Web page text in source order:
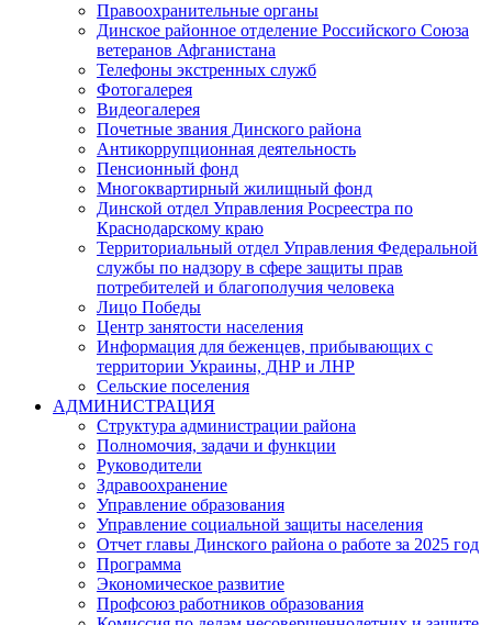
Правоохранительные органы
Динское районное отделение Российского Союза
ветеранов Афганистана
Телефоны экстренных служб
Фотогалерея
Видеогалерея
Почетные звания Динского района
Антикоррупционная деятельность
Пенсионный фонд
Многоквартирный жилищный фонд
Динской отдел Управления Росреестра по
Краснодарскому краю
Территориальный отдел Управления Федеральной
службы по надзору в сфере защиты прав
потребителей и благополучия человека
Лицо Победы
Центр занятости населения
Информация для беженцев, прибывающих с
территории Украины, ДНР и ЛНР
Сельские поселения
АДМИНИСТРАЦИЯ
Структура администрации района
Полномочия, задачи и функции
Руководители
Здравоохранение
Управление образования
Управление социальной защиты населения
Отчет главы Динского района о работе за 2025 год
Программа
Экономическое развитие
Профсоюз работников образования